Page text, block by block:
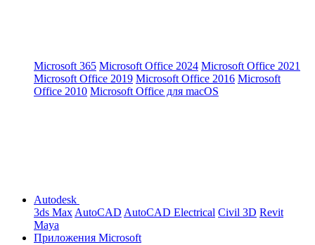
Microsoft 365 Microsoft Office 2024 Microsoft Office 2021
Microsoft Office 2019 Microsoft Office 2016 Microsoft
Office 2010 Microsoft Office для macOS
Autodesk
3ds Max AutoCAD AutoCAD Electrical Civil 3D Revit
Maya
Приложения Microsoft